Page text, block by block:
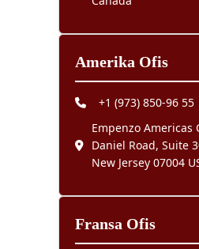
Amerika Ofis
+1 (973) 850-96 55
Empenzo Americas
Daniel Road, Suite
New Jersey 07004
Fransa Ofis